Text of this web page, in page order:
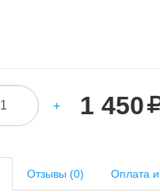
+ 1 450
Отзывы (0) Оплата и